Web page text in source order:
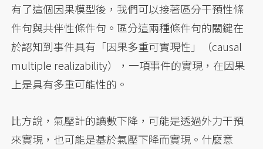
有了這個因果模型後，我們可以接著區分干預性條
件句與共伴性條件句。區分這兩種條件句的關鍵在
於認知到事件具有「因果多重可實現性」（causal
multiple realizability），一項事件的實現，在因果
上是具有多重可能性的。
比方說，氣壓計的讀數下降，可能是透過外力干預
來實現，也可能是基於氣壓下降而實現。什麼意